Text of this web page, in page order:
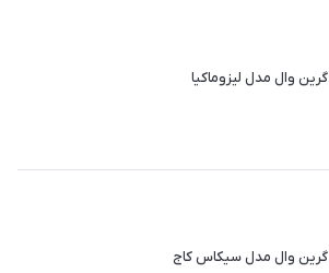
گرین وال مدل لیزوماکیا
گرین وال مدل سیکاس کاج